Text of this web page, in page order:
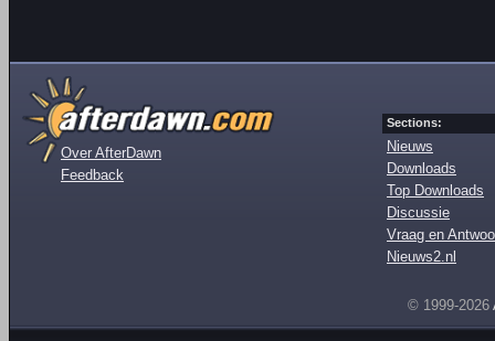
Over AfterDawn
Feedback
Sections:
Nieuws
Downloads
Top Downloads
Discussie
Vraag en
Nieuws2.nl
© 1999-2026